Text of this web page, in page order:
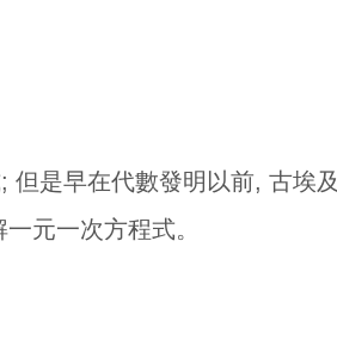
但是早在代數發明以前, 古埃及
元一次方程式。